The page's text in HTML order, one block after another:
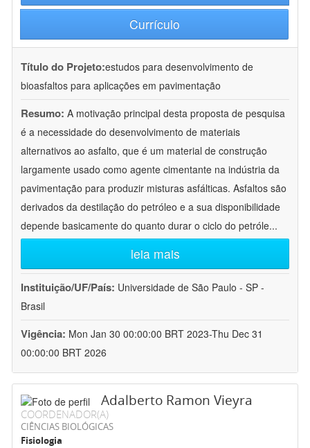
Currículo
Título do Projeto:estudos para desenvolvimento de
bioasfaltos para aplicações em pavimentação
Resumo: A motivação principal desta proposta de pesquisa
é a necessidade do desenvolvimento de materiais
alternativos ao asfalto, que é um material de construção
largamente usado como agente cimentante na indústria da
pavimentação para produzir misturas asfálticas. Asfaltos são
derivados da destilação do petróleo e a sua disponibilidade
depende basicamente do quanto durar o ciclo do petróle...
leia mais
Instituição/UF/País: Universidade de São Paulo - SP -
Brasil
Vigência: Mon Jan 30 00:00:00 BRT 2023-Thu Dec 31
00:00:00 BRT 2026
Adalberto Ramon Vieyra
COORDENADOR(A)
CIÊNCIAS BIOLÓGICAS
Fisiologia